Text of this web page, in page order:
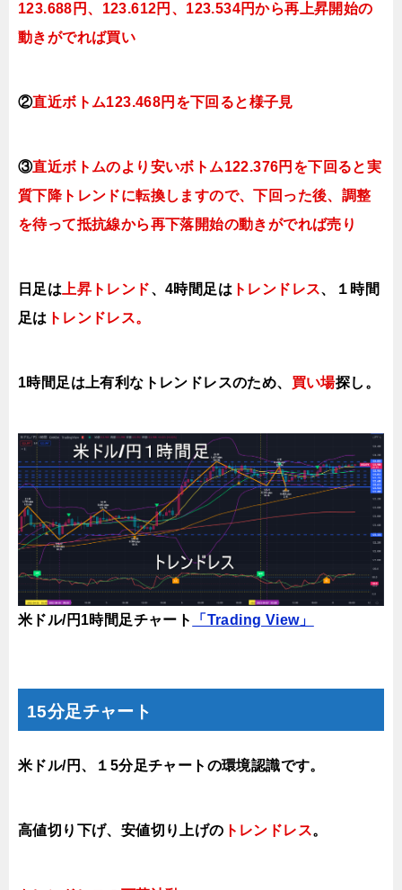
123.688円、123.612円、123.534円から再上昇開始の
動きがでれば買い
②直近ボトム123.468円を下回ると様子見
③直近ボトムのより安いボトム122.376円を下回ると実
質下降トレンドに転換しますので、下回った後、調整
を待って抵抗線から再下落開始の動きがでれば売り
日足は上昇トレンド、4時間足は トレンドレス、１時間
足は トレンドレス。
1時間足は上有利な トレンドレスのため、 買い場探し。
米ドル/円1時間足チャート 「Trading View」
15分足チャート
米ドル/円、１5分足チャートの環境認識です。
高値切り下げ、 安値切り上げの トレンドレス。